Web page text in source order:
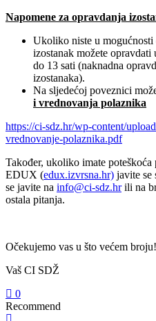
Napomene za opravdanja
Ukoliko niste u mogućnosti
izostanak možete
do 13 sati (naknadna
izostanaka).
Na sljedećoj poveznici
i vrednovanja polaznika
https://ci-sdz.hr/wp-content/
vrednovanje-polaznika.pdf
Također, ukoliko imate
EDUX (edux.izvrsna.hr) javite se
se javite na info@ci-sdz.hrili na
ostala pitanja.
Očekujemo vas u što većem broju!
Vaš CI SDŽ
0
Recommend